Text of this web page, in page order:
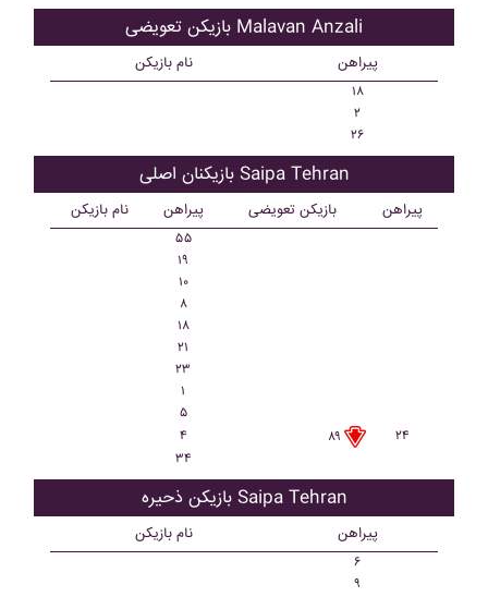
بازیکن تعویضی Malavan Anzali
نام بازیکن پیراهن
۱۸
۲
۲۶
بازیکنان اصلی Saipa Tehran
نام بازیکن پیراهن بازیکن تعویضی پیراهن
۵۵
۱۹
۱۰
۸
۱۸
۲۱
۲۳
۱
۵
۴
۸۹
۲۴
۳۴
بازیکن ذحیره Saipa Tehran
نام بازیکن پیراهن
۶
۹